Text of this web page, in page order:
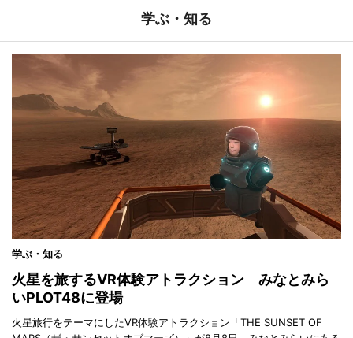
学ぶ・知る
学ぶ・知る
火星を旅するVR体験アトラクション みなとみら
いPLOT48に登場
火星旅行をテーマにしたVR体験アトラクション「THE SUNSET OF